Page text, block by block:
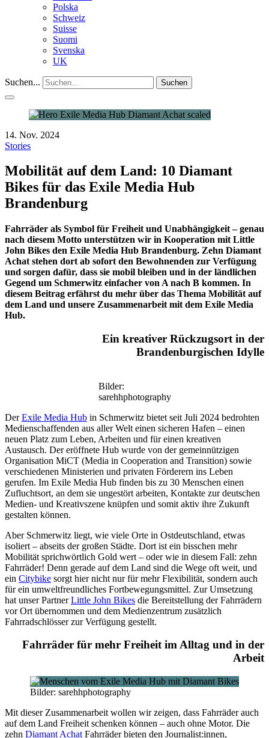
Polska
Schweiz
Suisse
Suomi
Svenska
UK
Suchen... Suchen
14. Nov. 2024
Stories
Mobilität auf dem Land: 10 Diamant
Bikes für das Exile Media Hub
Brandenburg
Fahrräder als Symbol für Freiheit und Unabhängigkeit – genau
nach diesem Motto unterstützen wir in Kooperation mit Little
John Bikes den Exile Media Hub Brandenburg. Zehn Diamant
Achat stehen dort ab sofort den Bewohnenden zur Verfügung
und sorgen dafür, dass sie mobil bleiben und in der ländlichen
Gegend um Schmerwitz einfacher von A nach B kommen. In
diesem Beitrag erfährst du mehr über das Thema Mobilität auf
dem Land und unsere Zusammenarbeit mit dem Exile Media
Hub.
Ein kreativer Rückzugsort in der
Brandenburgischen Idylle
Bilder:
sarehhphotography
DerExile Media Hub in Schmerwitz bietet seit Juli 2024 bedrohten
Medienschaffenden aus aller Welt einen sicheren Hafen – einen
neuen Platz zum Leben, Arbeiten und für einen kreativen
Austausch. Der eröffnete Hub wurde von der gemeinnützigen
Organisation MiCT (Media in Cooperation and Transition) sowie
verschiedenen Ministerien und privaten Förderern ins Leben
gerufen. Im Exile Media Hub finden bis zu 30 Menschen einen
Zufluchtsort, an dem sie ungestört arbeiten, Kontakte zur deutschen
Medien- und Kreativszene knüpfen und somit aktiv ihre Zukunft
gestalten können.
Aber Schmerwitz liegt, wie viele Orte in Ostdeutschland, etwas
isoliert – abseits der großen Städte. Dort ist ein bisschen mehr
Mobilität sprichwörtlich Gold wert – oder wie in diesem Fall: zehn
Fahrräder! Denn gerade auf dem Land sind die Wege oft weit, und
ein Citybike sorgt hier nicht nur für mehr Flexibilität, sondern auch
für ein umweltfreundliches Fortbewegungsmittel. Zur Umsetzung
hat unser PartnerLittle John Bikes die Bereitstellung der Fahrrädern
vor Ort übernommen und dem Medienzentrum zusätzlich
Fahrradschlösser zur Verfügung gestellt.
Fahrräder für mehr Freiheit im Alltag und in der
Arbeit
Bilder: sarehhphotography
Mit dieser Zusammenarbeit wollen wir zeigen, dass Fahrräder auch
auf dem Land Freiheit schenken können – auch ohne Motor. Die
zehn Diamant Achat Fahrräder bieten den Journalist:innen,